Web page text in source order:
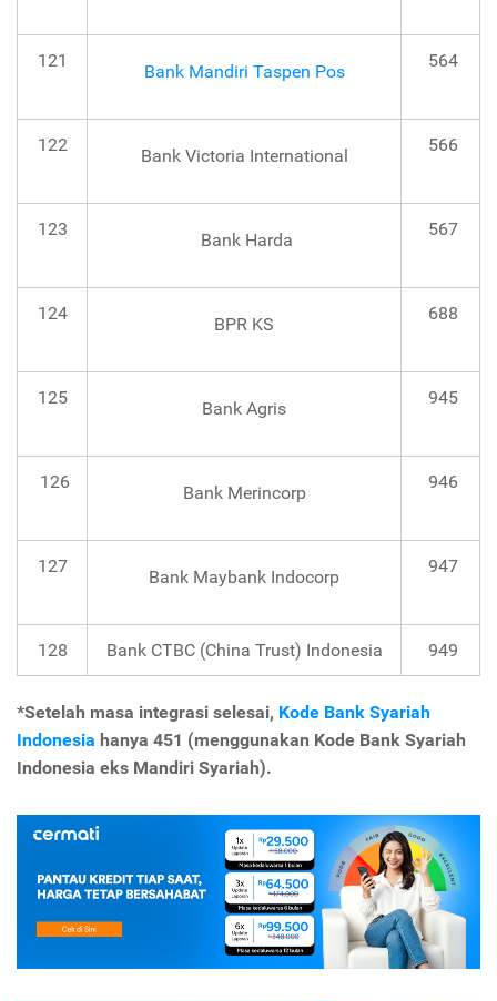
121
Bank Mandiri Taspen Pos
564
122
Bank Victoria International
566
123
Bank Harda
567
124
BPR KS
688
125
Bank Agris
945
126
Bank Merincorp
946
127
Bank Maybank Indocorp
947
128 Bank CTBC (China Trust) Indonesia 949
*Setelah masa integrasi selesai, Kode Bank Syariah
Indonesia hanya 451 (menggunakan Kode Bank Syariah
Indonesia eks Mandiri Syariah).